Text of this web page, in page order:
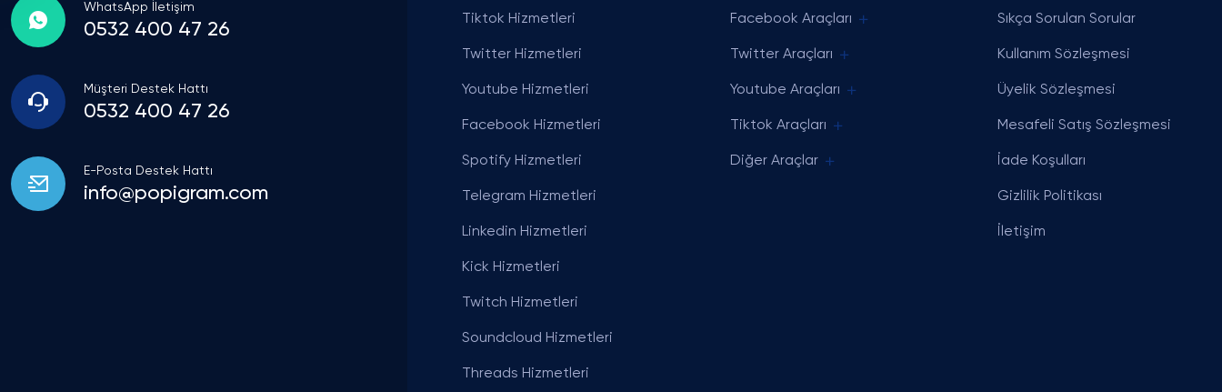
WhatsApp İletişim
0532 400 47 26
Müşteri Destek Hattı
0532 400 47 26
E-Posta Destek Hattı
info@popigram.com
Tiktok Hizmetleri
Twitter Hizmetleri
Youtube Hizmetleri
Facebook Hizmetleri
Spotify Hizmetleri
Telegram Hizmetleri
Linkedin Hizmetleri
Kick Hizmetleri
Twitch Hizmetleri
Soundcloud Hizmetleri
Threads Hizmetleri
Facebook Araçları
Twitter Araçları
Youtube Araçları
Tiktok Araçları
Diğer Araçlar
Sıkça Sorulan Sorular
Kullanım Sözleşmesi
Üyelik Sözleşmesi
Mesafeli Satış Sözleşmesi
İade Koşulları
Gizlilik Politikası
İletişim